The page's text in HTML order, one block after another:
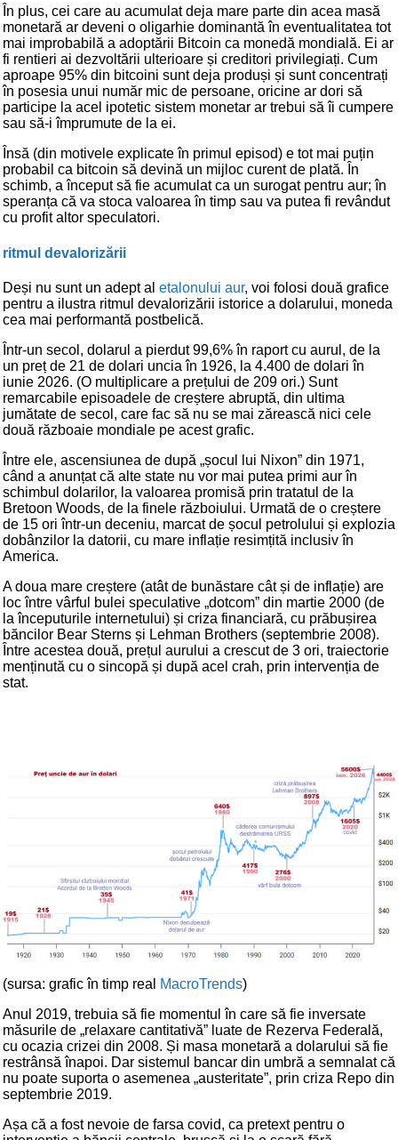
În plus, cei care au acumulat deja mare parte din acea masă
monetară ar deveni o oligarhie dominantă în eventualitatea tot
mai improbabilă a adoptării Bitcoin ca monedă mondială. Ei ar
fi rentieri ai dezvoltării ulterioare și creditori privilegiați. Cum
aproape 95% din bitcoini sunt deja produși și sunt concentrați
în posesia unui număr mic de persoane, oricine ar dori să
participe la acel ipotetic sistem monetar ar trebui să îi cumpere
sau să-i împrumute de la ei.
Însă (din motivele explicate în primul episod) e tot mai puțin
probabil ca bitcoin să devină un mijloc curent de plată. În
schimb, a început să fie acumulat ca un surogat pentru aur; în
speranța că va stoca valoarea în timp sau va putea fi revândut
cu profit altor speculatori.
ritmul devalorizării
Deși nu sunt un adept al etalonului aur, voi folosi două grafice
pentru a ilustra ritmul devalorizării istorice a dolarului, moneda
cea mai performantă postbelică.
Într-un secol, dolarul a pierdut 99,6% în raport cu aurul, de la
un preț de 21 de dolari uncia în 1926, la 4.400 de dolari în
iunie 2026. (O multiplicare a prețului de 209 ori.) Sunt
remarcabile episoadele de creștere abruptă, din ultima
jumătate de secol, care fac să nu se mai zărească nici cele
două războaie mondiale pe acest grafic.
Între ele, ascensiunea de după „șocul lui Nixon” din 1971,
când a anunțat că alte state nu vor mai putea primi aur în
schimbul dolarilor, la valoarea promisă prin tratatul de la
Bretoon Woods, de la finele războiului. Urmată de o creștere
de 15 ori într-un deceniu, marcat de șocul petrolului și explozia
dobânzilor la datorii, cu mare inflație resimțită inclusiv în
America.
A doua mare creștere (atât de bunăstare cât și de inflație) are
loc între vârful bulei speculative „dotcom” din martie 2000 (de
la începuturile internetului) și criza financiară, cu prăbușirea
băncilor Bear Sterns și Lehman Brothers (septembrie 2008).
Între acestea două, prețul aurului a crescut de 3 ori, traiectorie
menținută cu o sincopă și după acel crah, prin intervenția de
stat.
(sursa: grafic în timp real MacroTrends)
Anul 2019, trebuia să fie momentul în care să fie inversate
măsurile de „relaxare cantitativă” luate de Rezerva Federală,
cu ocazia crizei din 2008. Și masa monetară a dolarului să fie
restrânsă înapoi. Dar sistemul bancar din umbră a semnalat că
nu poate suporta o asemenea „austeritate”, prin criza Repo din
septembrie 2019.
Așa că a fost nevoie de farsa covid, ca pretext pentru o